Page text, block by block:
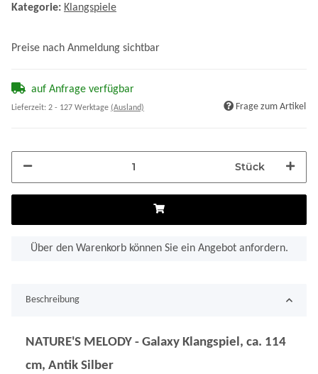
Kategorie: Klangspiele
Preise nach Anmeldung sichtbar
auf Anfrage verfügbar
Lieferzeit: 2 - 127 Werktage (Ausland) Frage zum Artikel
Stück
Über den Warenkorb können Sie ein Angebot anfordern.
Beschreibung
NATURE'S MELODY - Galaxy Klangspiel, ca. 114
cm, Antik Silber